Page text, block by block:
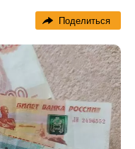
Поделиться